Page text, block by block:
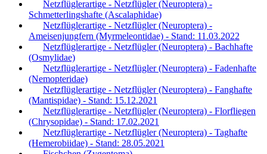
Netzflüglerartige - Netzflügler (Neuroptera) -
Schmetterlingshafte (Ascalaphidae)
Netzflüglerartige - Netzflügler (Neuroptera) -
Ameisenjungfern (Myrmeleontidae) - Stand: 11.03.2022
Netzflüglerartige - Netzflügler (Neuroptera) - Bachhafte
(Osmylidae)
Netzflüglerartige - Netzflügler (Neuroptera) - Fadenhafte
(Nemopteridae)
Netzflüglerartige - Netzflügler (Neuroptera) - Fanghafte
(Mantispidae) - Stand: 15.12.2021
Netzflüglerartige - Netzflügler (Neuroptera) - Florfliegen
(Chrysopidae) - Stand: 17.02.2021
Netzflüglerartige - Netzflügler (Neuroptera) - Taghafte
(Hemerobiidae) - Stand: 28.05.2021